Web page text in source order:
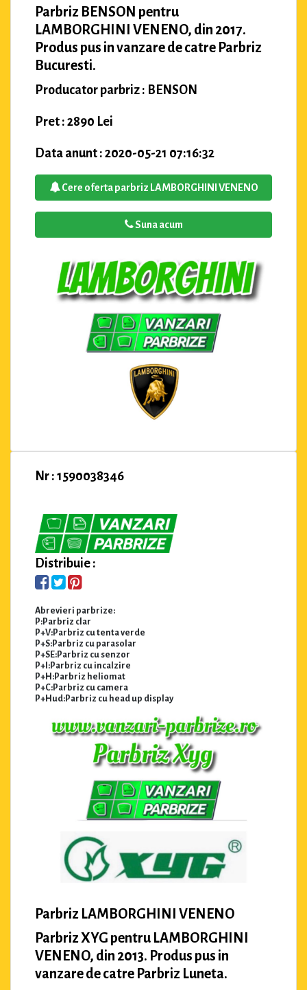
Parbriz BENSON pentru
LAMBORGHINI VENENO, din 2017.
Produs pus in vanzare de catre Parbriz
Bucuresti.
Producator parbriz : BENSON
Pret : 2890 Lei
Data anunt : 2020-05-21 07:16:32
Cere oferta parbriz LAMBORGHINI VENENO
Suna acum
Nr : 1590038346
Distribuie :
Abrevieri parbrize:
P:Parbriz clar
P+V:Parbriz cu tenta verde
P+S:Parbriz cu parasolar
P+SE:Parbriz cu senzor
P+I:Parbriz cu incalzire
P+H:Parbriz heliomat
P+C:Parbriz cu camera
P+Hud:Parbriz cu head up display
Parbriz LAMBORGHINI VENENO
Parbriz XYG pentru LAMBORGHINI
VENENO, din 2013. Produs pus in
vanzare de catre Parbriz Luneta.